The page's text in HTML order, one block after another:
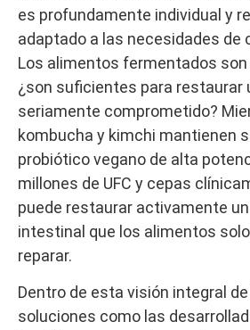
es profundamente individual y
adaptado a las necesidades de
Los alimentos fermentados son
¿son suficientes para restaurar
seriamente comprometido?
kombucha y kimchi mantienen
probiótico vegano de alta
millones de UFC y cepas
puede restaurar activamente
intestinal que los alimentos
reparar.
Dentro de esta visión integral
soluciones como las